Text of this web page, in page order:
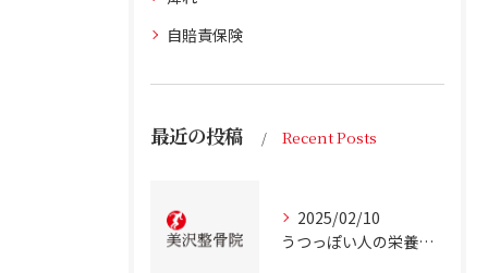
自賠責保険
最近の投稿 Recent Posts
2025/02/10
うつっぽい人の栄養状態